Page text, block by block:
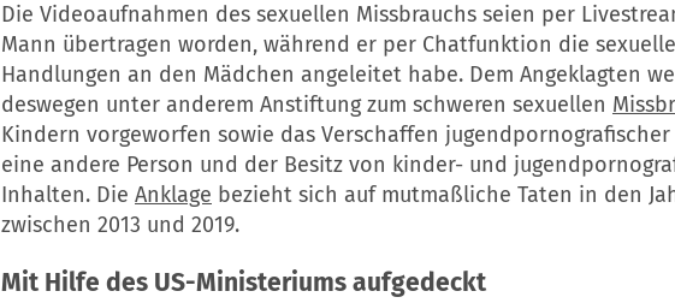
Die Videoaufnahmen des sexuellen Missbrauchs seien per
Mann übertragen worden, während er per Chatfunktion die
Handlungen an den Mädchen angeleitet habe. Dem Angeklagten
deswegen unter anderem Anstiftung zum schweren sexuellen
Kindern vorgeworfen sowie das Verschaffen
eine andere Person und der Besitz von kinder- und
Inhalten. Die Anklage bezieht sich auf mutmaßliche Taten in den
zwischen 2013 und 2019.
Mit Hilfe des US-Ministeriums aufgedeckt